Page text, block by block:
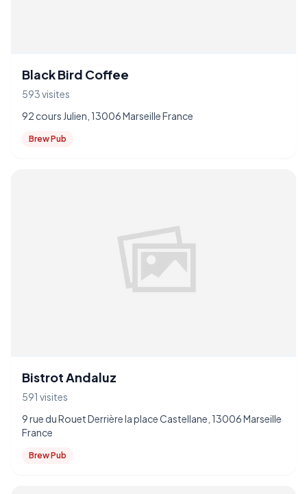
Black Bird Coffee
593 visites
92 cours Julien, 13006 Marseille France
Brew Pub
Bistrot Andaluz
591 visites
9 rue du Rouet Derrière la place Castellane, 13006 Marseille
France
Brew Pub